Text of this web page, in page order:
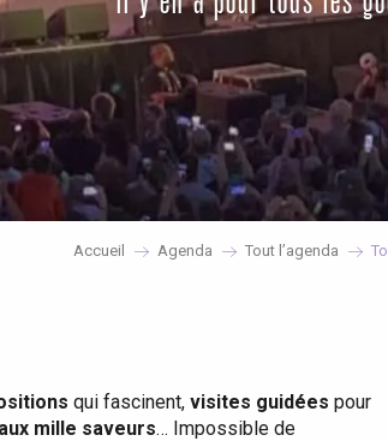
Accueil Agenda Tout l’agenda
qui fascinent, visites guidées pour
mille saveurs… Impossible de